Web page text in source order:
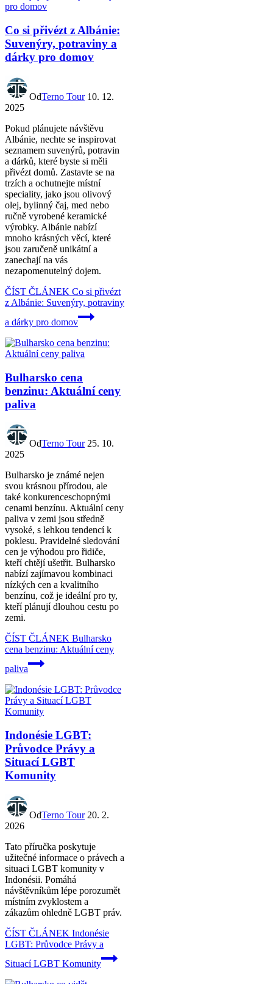
Co si přivézt z Albánie:
Suvenýry, potraviny a
dárky pro domov
OdTerno Tour 10. 12.
2025
Pokud plánujete návštěvu
Albánie, nechte se inspirovat
seznamem suvenýrů, potravin
a dárků, které byste si měli
přivézt domů. Zastavte se na
trzích a ochutnejte místní
speciality, jako jsou olivový
olej, bylinný čaj, med nebo
ručně vyrobené keramické
výrobky. Albánie nabízí
mnoho krásných věcí, které
jsou zaručeně unikátní a
zanechají na vás
nezapomenutelný dojem.
ČÍST ČLÁNEK Co si přivézt
z Albánie: Suvenýry, potraviny
a dárky pro domov
Bulharsko cena
benzinu: Aktuální ceny
paliva
OdTerno Tour 25. 10.
2025
Bulharsko je známé nejen
svou krásnou přírodou, ale
také konkurenceschopnými
cenami benzínu. Aktuální ceny
paliva v zemi jsou středně
vysoké, s lehkou tendencí k
poklesu. Pravidelné sledování
cen je výhodou pro řidiče,
kteří chtějí ušetřit. Bulharsko
nabízí zajímavou kombinaci
nízkých cen a kvalitního
benzínu, což je ideální pro ty,
kteří plánují dlouhou cestu po
zemi.
ČÍST ČLÁNEK Bulharsko
cena benzinu: Aktuální ceny
paliva
Indonésie LGBT:
Průvodce Právy a
Situací LGBT
Komunity
OdTerno Tour 20. 2.
2026
Tato příručka poskytuje
užitečné informace o právech a
situaci LGBT komunity v
Indonésii. Pomáhá
návštěvníkům lépe porozumět
místním zvyklostem a
zákazům ohledně LGBT práv.
ČÍST ČLÁNEK Indonésie
LGBT: Průvodce Právy a
Situací LGBT Komunity